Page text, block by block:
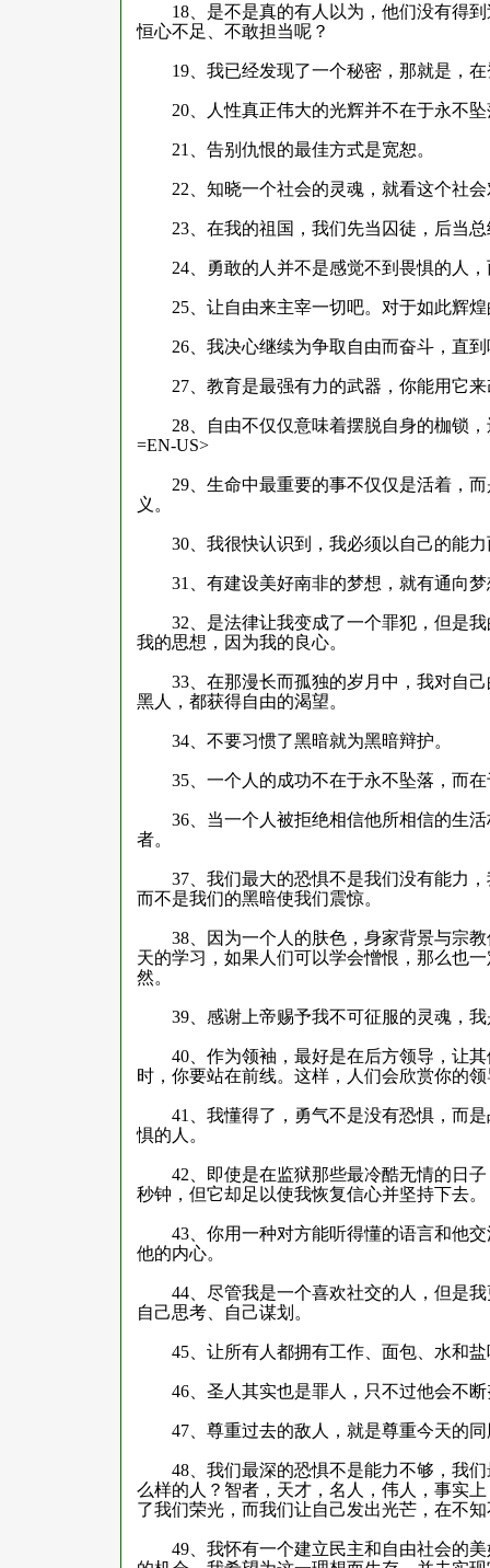
18 、是不是真的有人以为，他们没有得
恒心不足、不敢担当呢？
19 、我已经发现了一个秘密，那就是，
20 、人性真正伟大的光辉并不在于永不
21 、告别仇恨的最佳方式是宽恕。
22 、知晓一个社会的灵魂，就看这个社
23 、在我的祖国，我们先当囚徒，后当
24 、勇敢的人并不是感觉不到畏惧的人
25 、让自由来主宰一切吧。对于如此辉
26 、我决心继续为争取自由而奋斗，直
27 、教育是最强有力的武器，你能用它
28 、自由不仅仅意味着摆脱自身的枷锁
=EN-US>
29 、生命中最重要的事不仅仅是活着，
义。
30 、我很快认识到，我必须以自己的能
31 、有建设美好南非的梦想，就有通向
32 、是法律让我变成了一个罪犯，但是
我的思想，因为我的良心。
33 、在那漫长而孤独的岁月中，我对自
黑人，都获得自由的渴望。
34 、不要习惯了黑暗就为黑暗辩护。
35 、一个人的成功不在于永不坠落，而
36 、当一个人被拒绝相信他所相信的生
者。
37 、我们最大的恐惧不是我们没有能力
而不是我们的黑暗使我们震惊。
38 、因为一个人的肤色，身家背景与宗
天的学习，如果人们可以学会憎恨，那么也
然。
39 、感谢上帝赐予我不可征服的灵魂，
40 、作为领袖，最好是在后方领导，让
时，你要站在前线。这样，人们会欣赏你的
41
、我懂得了，勇气不是没有恐惧，而
惧的人。
42 、即使是在监狱那些最冷酷无情的日
秒钟，但它却足以使我恢复信心并坚持下去。
43 、你用一种对方能听得懂的语言和他
他的内心。
44 、尽管我是一个喜欢社交的人，但是
自己思考、自己谋划。
45 、让所有人都拥有工作、面包、水和
46 、圣人其实也是罪人，只不过他会不
47 、尊重过去的敌人，就是尊重今天的
48 、我们最深的恐惧不是能力不够，我
么样的人？智者，天才，名人，伟人，事实
了我们荣光，而我们让自己发出光芒，在不
49 、我怀有一个建立民主和自由社会的